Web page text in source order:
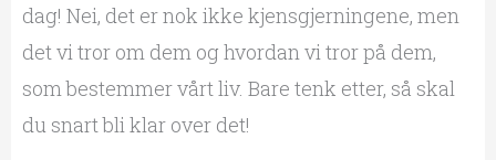
dag! Nei, det er nok ikke kjensgjerningene, men
det vi tror om dem og hvordan vi tror på dem,
som bestemmer vårt liv. Bare tenk etter, så skal
du snart bli klar over det!